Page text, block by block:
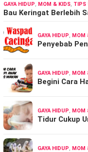
GAYA HIDUP, MOM & KIDS, TIPS
Bau Keringat Berlebih
GAYA HIDUP, MOM
Penyebab
GAYA HIDUP, MOM
Begini Cara
GAYA HIDUP, MOM
Tidur Cukup
GAYA HIDUP, MOM